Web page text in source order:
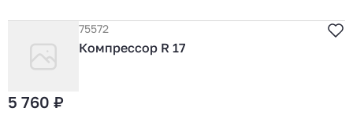
75572
Компрессор R 17
5 760 ₽